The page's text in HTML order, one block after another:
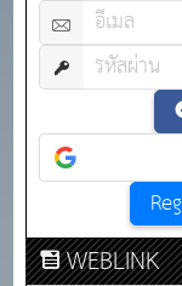
WEBLINK